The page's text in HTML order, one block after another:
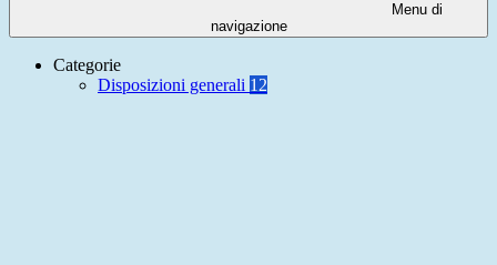
Menu di
navigazione
Categorie
Disposizioni generali 12